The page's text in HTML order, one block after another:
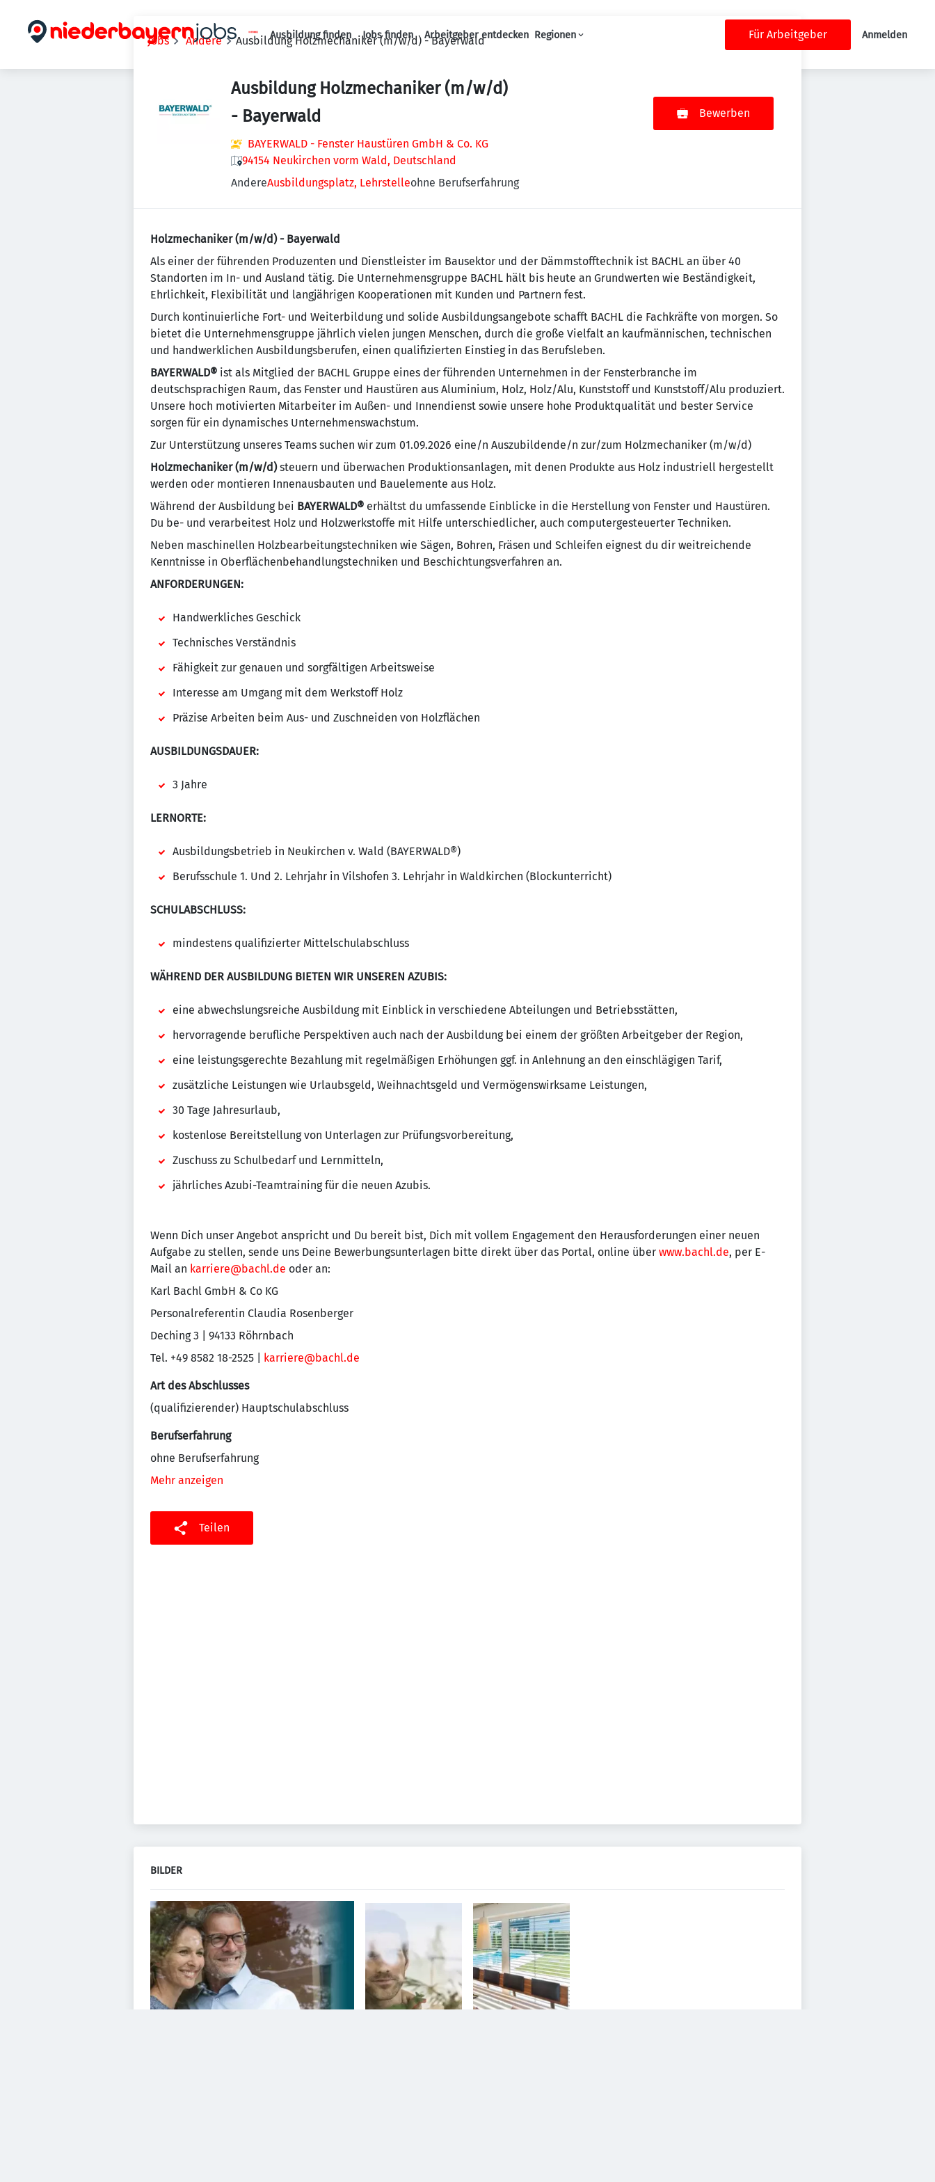
Haupt-Navigation
Ausbildung finden Jobs finden Arbeitgeber entdecken Regionen Für Arbeitgeber Anmelden
Jobs Andere Ausbildung Holzmechaniker (m/w/d) - Bayerwald
Ausbildung Holzmechaniker (m/w/d)
- Bayerwald
BAYERWALD - Fenster Haustüren GmbH & Co. KG
94154 Neukirchen vorm Wald, Deutschland
AndereAusbildungsplatz, Lehrstelleohne Berufserfahrung
Bewerben
Holzmechaniker (m/w/d) - Bayerwald
Als einer der führenden Produzenten und Dienstleister im Bausektor und der Dämmstofftechnik ist BACHL an über 40
Standorten im In- und Ausland tätig. Die Unternehmensgruppe BACHL hält bis heute an Grundwerten wie Beständigkeit,
Ehrlichkeit, Flexibilität und langjährigen Kooperationen mit Kunden und Partnern fest.
Durch kontinuierliche Fort- und Weiterbildung und solide Ausbildungs­­angebote schafft BACHL die Fachkräfte von morgen. So
bietet die Unternehmens­gruppe jährlich vielen jungen Menschen, durch die große Vielfalt an kauf­männischen, technischen
und handwerk­lichen Ausbildungs­­berufen, einen qualifizierten Einstieg in das Berufsleben.
BAYERWALD® ist als Mitglied der BACHL Gruppe eines der führenden Unternehmen in der Fensterbranche im
deutschsprachigen Raum, das Fenster und Haustüren aus Aluminium, Holz, Holz/Alu, Kunststoff und Kunststoff/Alu produziert.
Unsere hoch motivierten Mitarbeiter im Außen- und Innendienst sowie unsere hohe Produktqualität und bester Service
sorgen für ein dynamisches Unternehmenswachstum.
Zur Unterstützung unseres Teams suchen wir zum 01.09.2026 eine/n Auszubildende/n zur/zum Holzmechaniker (m/w/d)
Holzmechaniker (m/w/d)steuern und überwachen Produktionsanlagen, mit denen Produkte aus Holz industriell hergestellt
werden oder montieren Innenausbauten und Bauelemente aus Holz.
Während der Ausbildung bei BAYERWALD® erhältst du umfassende Einblicke in die Herstellung von Fenster und Haustüren.
Du be- und verarbeitest Holz und Holzwerkstoffe mit Hilfe unterschiedlicher, auch computergesteuerter Techniken.
Neben maschinellen Holzbearbeitungstechniken wie Sägen, Bohren, Fräsen und Schleifen eignest du dir weitreichende
Kenntnisse in Oberflächenbehandlungstechniken und Beschichtungsverfahren an.
ANFORDERUNGEN:
Handwerkliches Geschick
Technisches Verständnis
Fähigkeit zur genauen und sorgfältigen Arbeitsweise
Interesse am Umgang mit dem Werkstoff Holz
Präzise Arbeiten beim Aus- und Zuschneiden von Holzflächen
AUSBILDUNGSDAUER:
3 Jahre
LERNORTE:
Ausbildungsbetrieb in Neukirchen v. Wald (BAYERWALD®)
Berufsschule 1. Und 2. Lehrjahr in Vilshofen 3. Lehrjahr in Waldkirchen (Blockunterricht)
SCHULABSCHLUSS:
mindestens qualifizierter Mittelschulabschluss
WÄHREND DER AUSBILDUNG BIETEN WIR UNSEREN AZUBIS:
eine abwechslungsreiche Ausbildung mit Einblick in verschiedene Abteilungen und Betriebsstätten,
hervorragende berufliche Perspektiven auch nach der Ausbildung bei einem der größten Arbeitgeber der Region,
eine leistungsgerechte Bezahlung mit regelmäßigen Erhöhungen ggf. in Anlehnung an den einschlägigen Tarif,
zusätzliche Leistungen wie Urlaubsgeld, Weihnachtsgeld und Vermögenswirksame Leistungen,
30 Tage Jahresurlaub,
kostenlose Bereitstellung von Unterlagen zur Prüfungsvorbereitung,
Zuschuss zu Schulbedarf und Lernmitteln,
jährliches Azubi-Teamtraining für die neuen Azubis.
Wenn Dich unser Angebot anspricht und Du bereit bist, Dich mit vollem Engagement den Herausforderungen einer neuen
Aufgabe zu stellen, sende uns Deine Bewerbungsunterlagen bitte direkt über das Portal, online über www.bachl.de, per E-
Mail an karriere@bachl.de oder an:
Karl Bachl GmbH & Co KG
Personalreferentin Claudia Rosenberger
Deching 3 | 94133 Röhrnbach
Tel. +49 8582 18-2525 | karriere@bachl.de
Art des Abschlusses
(qualifizierender) Hauptschulabschluss
Berufserfahrung
ohne Berufserfahrung
Mehr anzeigen
Teilen
BILDER